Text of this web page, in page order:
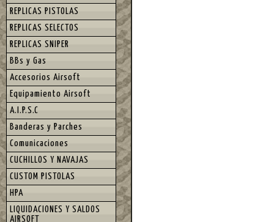
REPLICAS PISTOLAS
REPLICAS SELECTOS
REPLICAS SNIPER
BBs y Gas
Accesorios Airsoft
Equipamiento Airsoft
A.I.P.S.C
Banderas y Parches
Comunicaciones
CUCHILLOS Y NAVAJAS
CUSTOM PISTOLAS
HPA
LIQUIDACIONES Y SALDOS
AIRSOFT